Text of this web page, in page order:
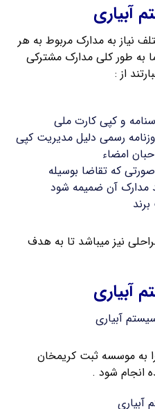
آبیاری
نیاز به مدارک مربوط به هر
به طور کلی مدارک مشترکی
از :
و کپی کارت ملی
رسمی دلیل مدیریت کپی
امضاء
که تقاضا بوسیله
مدارک آن ضمیمه شود
نیز میباشد تا به هدف
آبیاری
آبیاری
را به موسسه ثبت کریمخان
انجام شود .
آبیاری